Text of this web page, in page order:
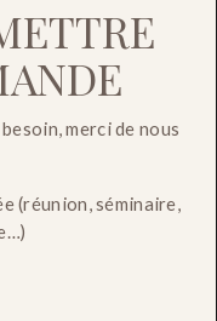
merci de nous
(réunion, séminaire,